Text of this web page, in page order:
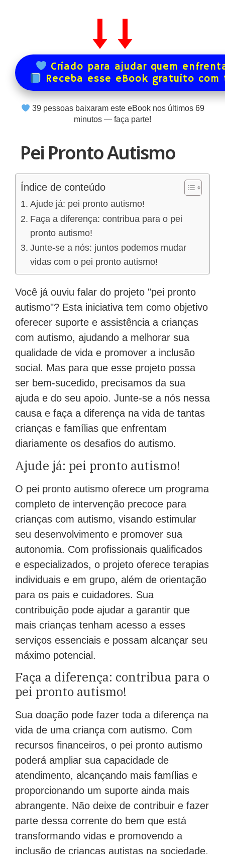
Criado para ajudar quem
Receba esse eBook gratuito
39pessoas baixaram este eBook nos últimos 69
minutos — faça parte!
Pei Pronto Autismo
Índice de conteúdo
Ajude já: pei pronto autismo!
Faça a diferença: contribua para o pei
pronto autismo!
Junte-se a nós: juntos podemos mudar
vidas com o pei pronto autismo!
Você já ouviu falar do projeto "pei pronto
autismo"? Esta iniciativa tem como objetivo
oferecer suporte e assistência a crianças
com autismo, ajudando a melhorar sua
qualidade de vida e promover a inclusão
social. Mas para que esse projeto possa
ser bem-sucedido, precisamos da sua
ajuda e do seu apoio. Junte-se a nós nessa
causa e faça a diferença na vida de tantas
crianças e famílias que enfrentam
diariamente os desafios do autismo.
Ajude já: pei pronto autismo!
O pei pronto autismo oferece um programa
completo de intervenção precoce para
crianças com autismo, visando estimular
seu desenvolvimento e promover sua
autonomia. Com profissionais qualificados
e especializados, o projeto oferece terapias
individuais e em grupo, além de orientação
para os pais e cuidadores. Sua
contribuição pode ajudar a garantir que
mais crianças tenham acesso a esses
serviços essenciais e possam alcançar seu
máximo potencial.
Faça a diferença: contribua para o
pei pronto autismo!
Sua doação pode fazer toda a diferença na
vida de uma criança com autismo. Com
recursos financeiros, o pei pronto autismo
poderá ampliar sua capacidade de
atendimento, alcançando mais famílias e
proporcionando um suporte ainda mais
abrangente. Não deixe de contribuir e fazer
parte dessa corrente do bem que está
transformando vidas e promovendo a
inclusão de crianças autistas na sociedade.